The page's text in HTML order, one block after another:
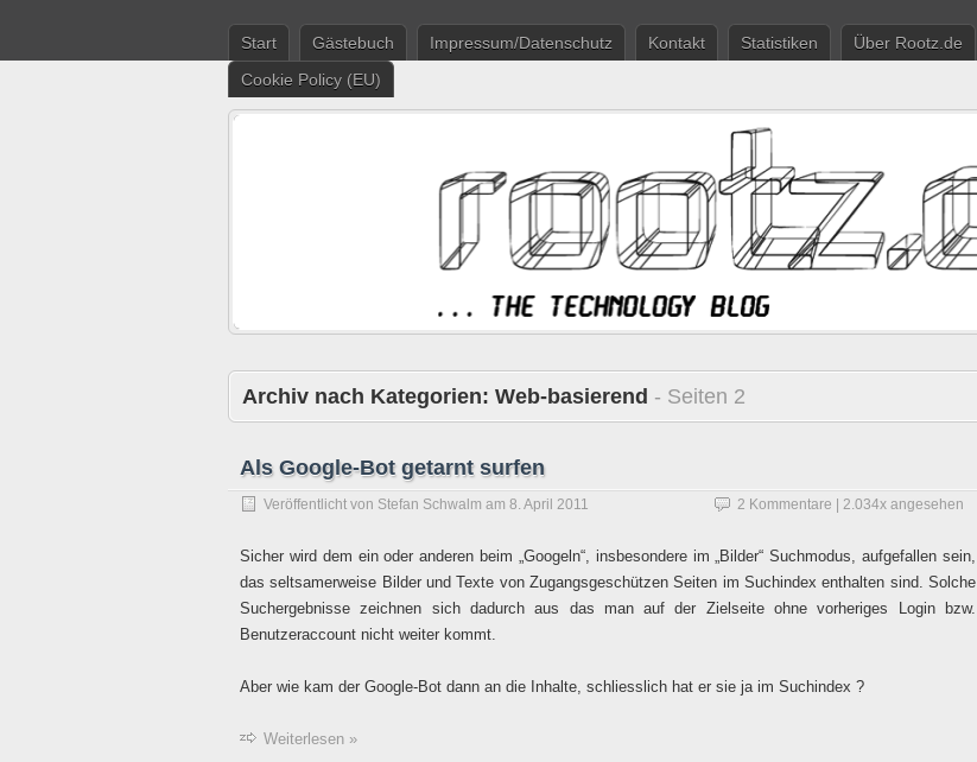
Start Gästebuch Impressum/Datenschutz Kontakt Statistiken
Über Rootz.de
Cookie Policy (EU)
Archiv nach Kategorien: Web-basierend - Seiten 2
Als Google-Bot getarnt surfen
Veröffentlicht von Stefan Schwalm am 8. April 2011 2 Kommentare | 2.034x angesehen
Sicher wird dem ein oder anderen beim „Googeln“, insbesondere im „Bilder“ Suchmodus, aufgefallen sein,
das seltsamerweise Bilder und Texte von Zugangsgeschützen Seiten im Suchindex enthalten sind. Solche
Suchergebnisse zeichnen sich dadurch aus das man auf der Zielseite ohne vorheriges Login bzw.
Benutzeraccount nicht weiter kommt.
Aber wie kam der Google-Bot dann an die Inhalte, schliesslich hat er sie ja im Suchindex ?
Weiterlesen »